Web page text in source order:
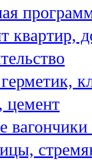
квартир,
цемент
вагончики